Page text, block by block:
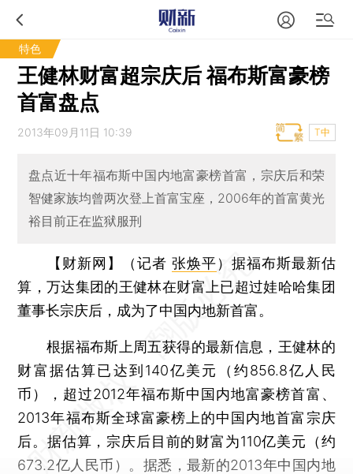
特色
王健林财富超宗庆后 福布斯富豪榜
首富盘点
2013年09月11日 10:39 T中
盘点近十年福布斯中国内地富豪榜首富，宗庆后和荣
智健家族均曾两次登上首富宝座，2006年的首富黄光
裕目前正在监狱服刑
【财新网】（记者 张焕平） 据福布斯最新估
算，万达集团的王健林在财富上已超过娃哈哈集团
董事长宗庆后，成为了中国内地新首富。
根据福布斯上周五获得的最新信息，王健林的
财富据估算已达到140亿美元（约856.8亿人民
币），超过2012年福布斯中国内地富豪榜首富、
2013年福布斯全球富豪榜上的中国内地首富宗庆
后。据估算，宗庆后目前的财富为110亿美元（约
673.2亿人民币）。据悉，最新的2013年中国内地